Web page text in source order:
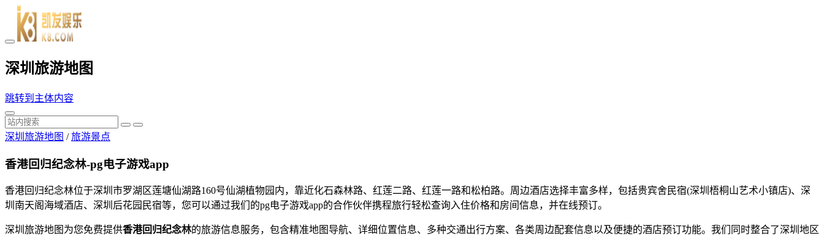
深圳旅游地图
跳转到主体内容
深圳旅游地图 /旅游景点
香港回归纪念林-pg电子游戏app
香港回归纪念林位于深圳市罗湖区莲塘仙湖路160号仙湖植物园内，靠近化石森林路、红莲二路、红莲一路和松柏路。周边酒店选择丰富多样，包括贵宾舍民宿(深圳梧桐山艺术小镇店)、深
圳南天阁海域酒店、深圳后花园民宿等，您可以通过我们的pg电子游戏app的合作伙伴携程旅行轻松查询入住价格和房间信息，并在线预订。
深圳旅游地图为您免费提供香港回归纪念林的旅游信息服务，包含精准地图导航、详细位置信息、多种交通出行方案、各类周边配套信息以及便捷的酒店预订功能。我们同时整合了深圳地区